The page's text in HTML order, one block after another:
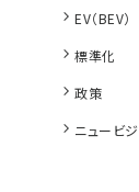
EV（BEV）
標準化
政策
ニュービ